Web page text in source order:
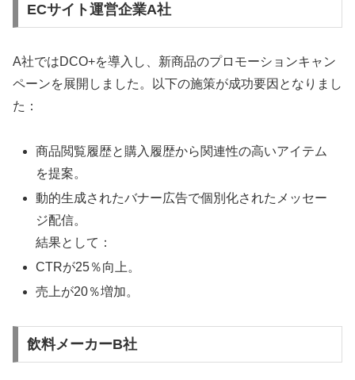
ECサイト運営企業A社
A社ではDCO+を導入し、新商品のプロモーションキャン
ペーンを展開しました。以下の施策が成功要因となりまし
た：
商品閲覧履歴と購入履歴から関連性の高いアイテム
を提案。
動的生成されたバナー広告で個別化されたメッセー
ジ配信。
結果として：
CTRが25％向上。
売上が20％増加。
飲料メーカーB社